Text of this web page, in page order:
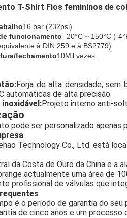
T-Shirt Fios femininos de
16 bar (232psi)
funcionamento -20°C ~ 150°C (-
à DIN 259 e à BS2779)
fechamento10Mil vezes.
Forja de alta densidade, sem
automáticas de alta precisão.
inoxidável:Projeto interno anti-
pode ser personalizado apenas
Technology Co., Ltd. está
da Costa de Ouro da China e a
actualmente uma área de
profissional de válvulas que
é o período de garantia do seu
de cinco anos e um